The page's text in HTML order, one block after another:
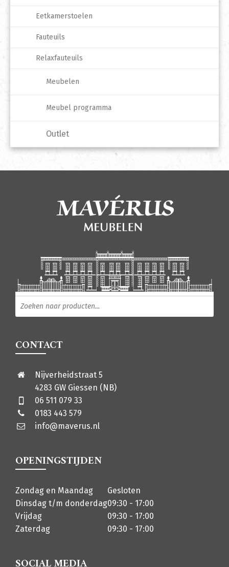
Eetkamerstoelen
Fauteuils
Relaxfauteuils
Meubelen
Meubel programma
Outlet
Producten zoeken
CONTACT
Nijverheidstraat 5
4283 GW Giessen (NB)
06 511 079 33
0183 443 579
info@maverus.nl
OPENINGSTIJDEN
Zondag en Maandag
Gesloten
Dinsdag t/m donderdag09:30 - 17:00
Vrijdag
09:30 - 17:00
Zaterdag
09:30 - 17:00